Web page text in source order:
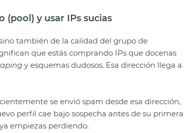
(pool) y usar IPs sucias
también de la calidad del grupo de
que estás comprando IPs que docenas
y esquemas dudosos. Esa dirección llega a
se envió spam desde esa dirección,
perfil cae bajo sospecha antes de su primera
empiezas perdiendo.